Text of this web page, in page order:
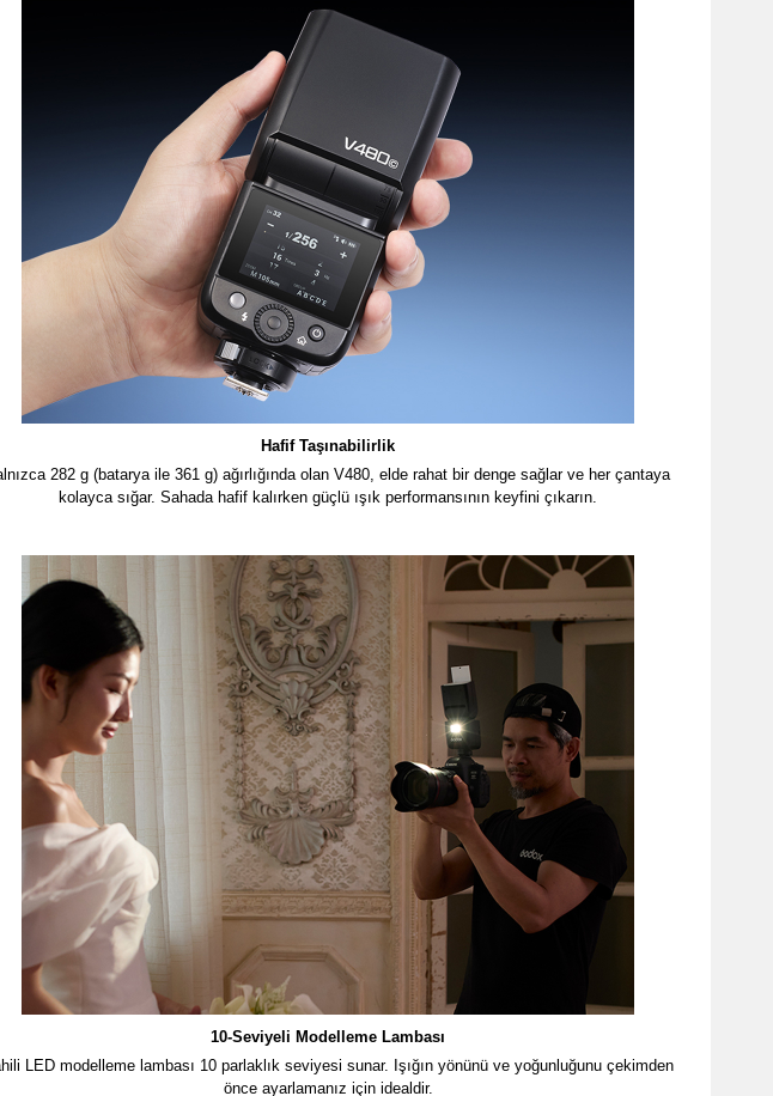
Hafif Taşınabilirlik
282 g (batarya ile 361 g) ağırlığında olan V480, elde rahat bir denge sağlar ve her çantaya
kolayca sığar. Sahada hafif kalırken güçlü ışık performansının keyfini çıkarın.
10-Seviyeli Modelleme Lambası
LED modelleme lambası 10 parlaklık seviyesi sunar. Işığın yönünü ve yoğunluğunu çekimden
önce ayarlamanız için idealdir.